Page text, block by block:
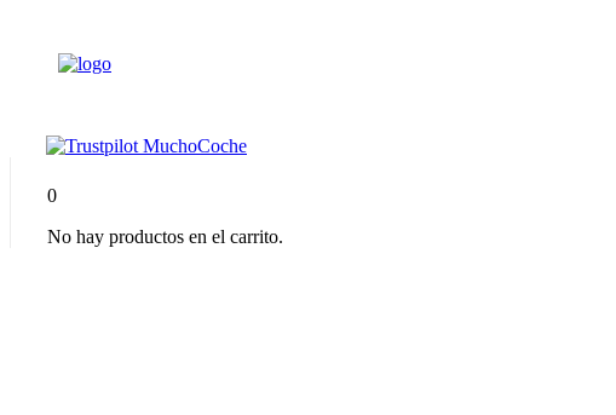
0
No hay productos en el carrito.